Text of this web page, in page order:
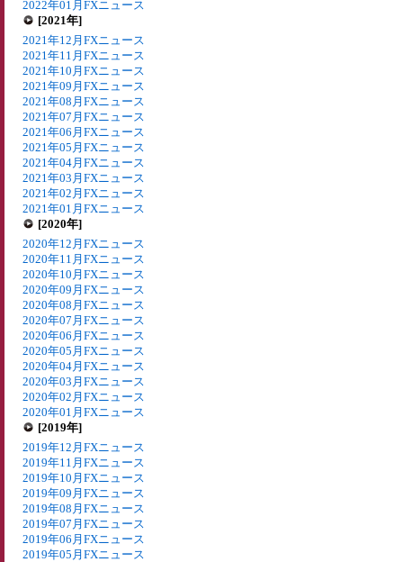
2022年01月FXニュース
[2021年]
2021年12月FXニュース
2021年11月FXニュース
2021年10月FXニュース
2021年09月FXニュース
2021年08月FXニュース
2021年07月FXニュース
2021年06月FXニュース
2021年05月FXニュース
2021年04月FXニュース
2021年03月FXニュース
2021年02月FXニュース
2021年01月FXニュース
[2020年]
2020年12月FXニュース
2020年11月FXニュース
2020年10月FXニュース
2020年09月FXニュース
2020年08月FXニュース
2020年07月FXニュース
2020年06月FXニュース
2020年05月FXニュース
2020年04月FXニュース
2020年03月FXニュース
2020年02月FXニュース
2020年01月FXニュース
[2019年]
2019年12月FXニュース
2019年11月FXニュース
2019年10月FXニュース
2019年09月FXニュース
2019年08月FXニュース
2019年07月FXニュース
2019年06月FXニュース
2019年05月FXニュース